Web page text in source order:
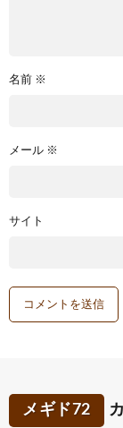
名前 ※
メール ※
サイト
メギド72